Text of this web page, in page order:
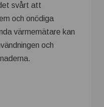
svårt att
och onödiga
värmemätare kan
och